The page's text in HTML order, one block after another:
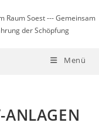
Raum Soest --- Gemeinsam
der Schöpfung
Menü